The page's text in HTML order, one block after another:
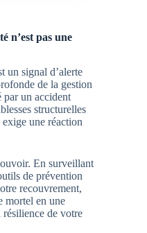
n’est pas une
un signal d’alerte
de la gestion
par un accident
structurelles
une réaction
En surveillant
de prévention
recouvrement,
mortel en une
de votre